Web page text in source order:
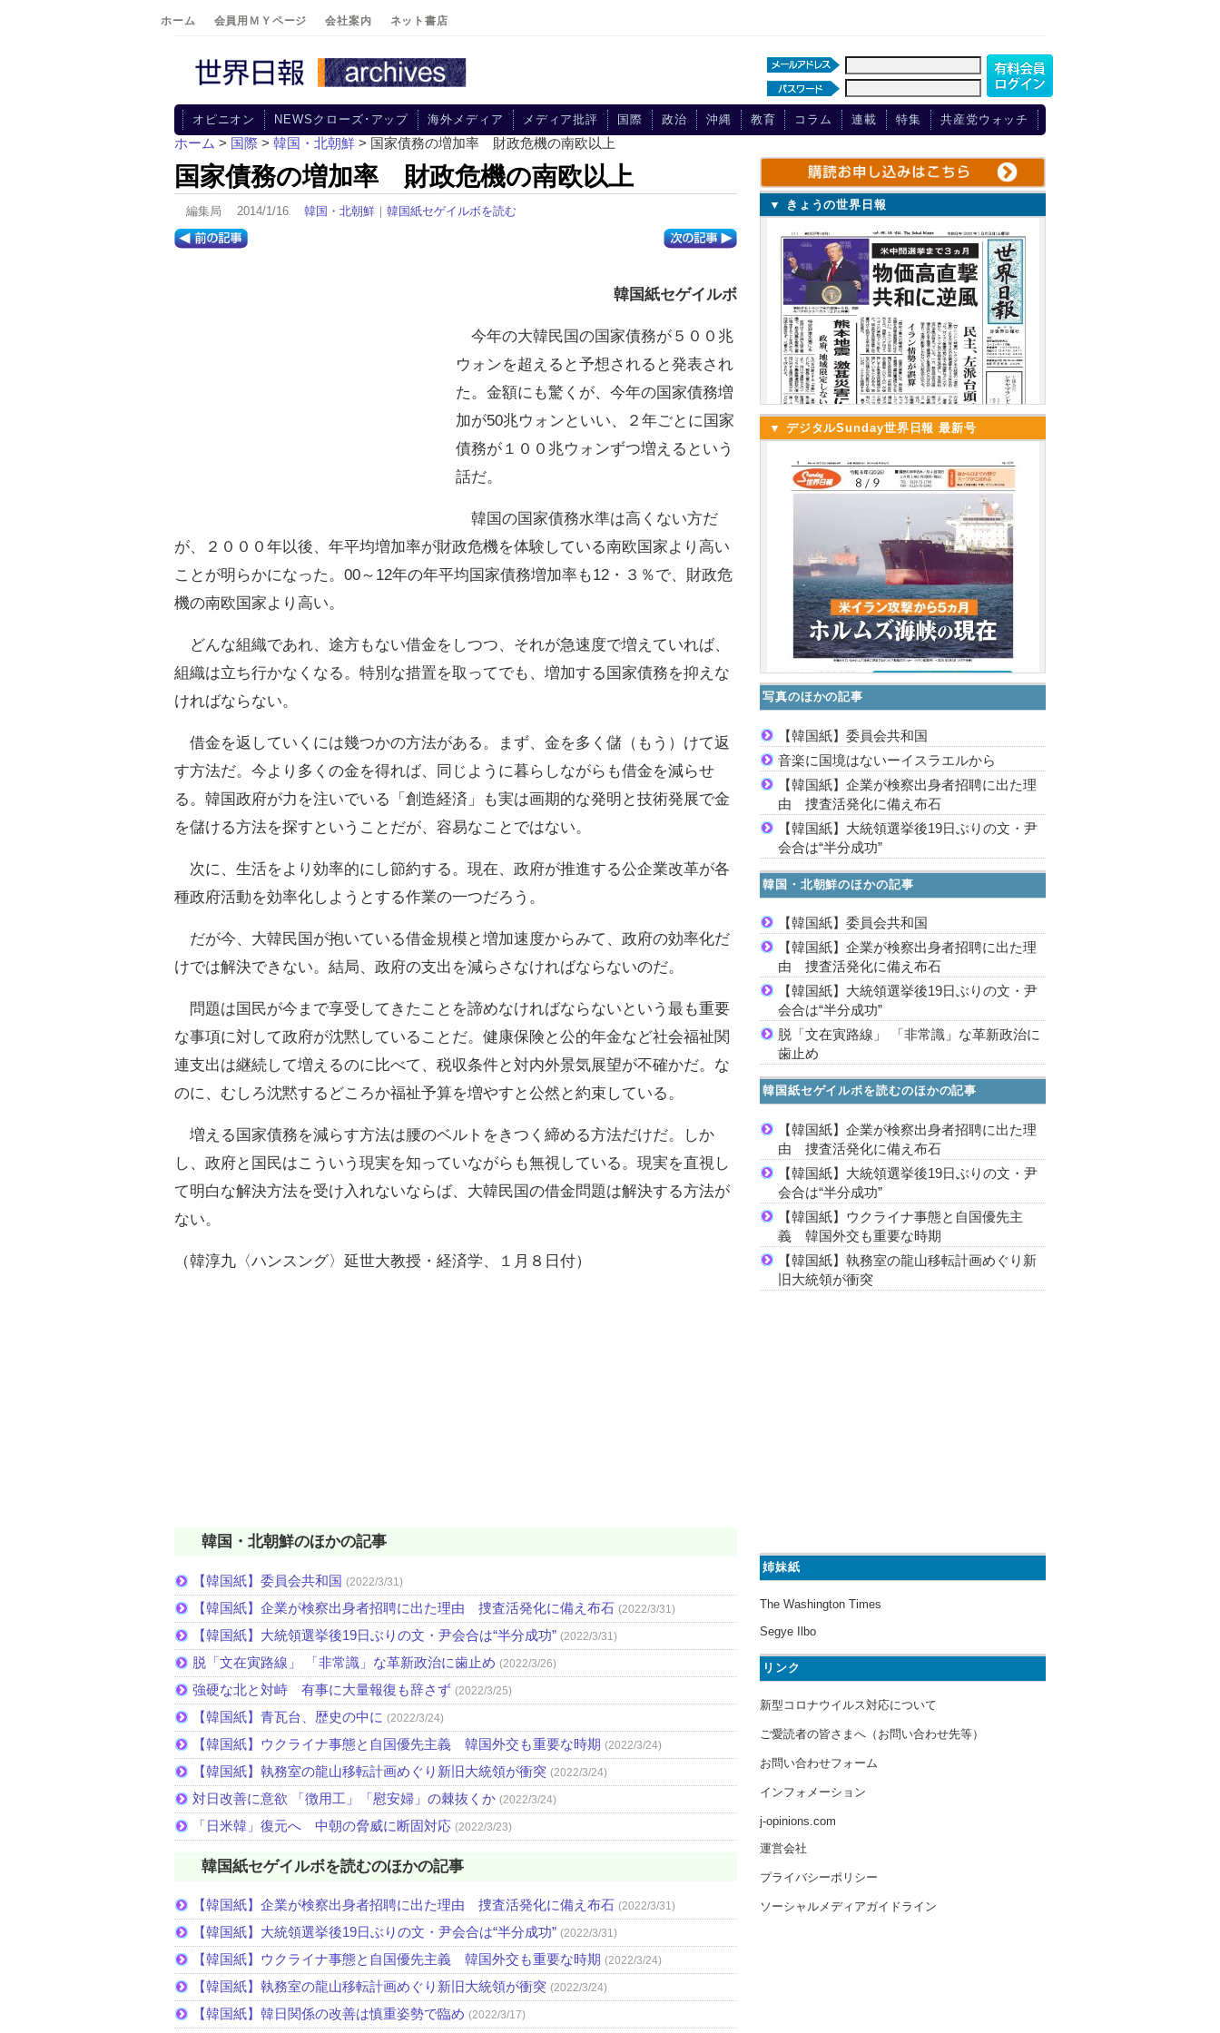
ホーム 会員用ＭＹページ 会社案内 ネット書店
オピニオン NEWSクローズ･アップ 海外メディア メディア批評 国際 政治 沖縄 教育 コラム 連載 特集 共産党ウォッチ
ホーム > 国際 > 韓国・北朝鮮 > 国家債務の増加率 財政危機の南欧以上
国家債務の増加率 財政危機の南欧以上
編集局 2014/1/16 韓国・北朝鮮 ｜ 韓国紙セゲイルボを読む
韓国紙セゲイルボ
今年の大韓民国の国家債務が５００兆
ウォンを超えると予想されると発表され
た。金額にも驚くが、今年の国家債務増
加が50兆ウォンといい、２年ごとに国家
債務が１００兆ウォンずつ増えるという
話だ。
韓国の国家債務水準は高くない方だ
が、２０００年以後、年平均増加率が財政危機を体験している南欧国家より高い
ことが明らかになった。00～12年の年平均国家債務増加率も12・３％で、財政危
機の南欧国家より高い。
どんな組織であれ、途方もない借金をしつつ、それが急速度で増えていれば、
組織は立ち行かなくなる。特別な措置を取ってでも、増加する国家債務を抑えな
ければならない。
借金を返していくには幾つかの方法がある。まず、金を多く儲（もう）けて返
す方法だ。今より多くの金を得れば、同じように暮らしながらも借金を減らせ
る。韓国政府が力を注いでいる「創造経済」も実は画期的な発明と技術発展で金
を儲ける方法を探すということだが、容易なことではない。
次に、生活をより効率的にし節約する。現在、政府が推進する公企業改革が各
種政府活動を効率化しようとする作業の一つだろう。
だが今、大韓民国が抱いている借金規模と増加速度からみて、政府の効率化だ
けでは解決できない。結局、政府の支出を減らさなければならないのだ。
問題は国民が今まで享受してきたことを諦めなければならないという最も重要
な事項に対して政府が沈黙していることだ。健康保険と公的年金など社会福祉関
連支出は継続して増えるのに比べて、税収条件と対内外景気展望が不確かだ。な
のに、むしろ沈黙するどころか福祉予算を増やすと公然と約束している。
増える国家債務を減らす方法は腰のベルトをきつく締める方法だけだ。しか
し、政府と国民はこういう現実を知っていながらも無視している。現実を直視し
て明白な解決方法を受け入れないならば、大韓民国の借金問題は解決する方法が
ない。
（韓淳九〈ハンスング〉延世大教授・経済学、１月８日付）
韓国・北朝鮮のほかの記事
【韓国紙】委員会共和国 (2022/3/31)
【韓国紙】企業が検察出身者招聘に出た理由 捜査活発化に備え布石 (2022/3/31)
【韓国紙】大統領選挙後19日ぶりの文・尹会合は“半分成功” (2022/3/31)
脱「文在寅路線」 「非常識」な革新政治に歯止め (2022/3/26)
強硬な北と対峙 有事に大量報復も辞さず (2022/3/25)
【韓国紙】青瓦台、歴史の中に (2022/3/24)
【韓国紙】ウクライナ事態と自国優先主義 韓国外交も重要な時期 (2022/3/24)
【韓国紙】執務室の龍山移転計画めぐり新旧大統領が衝突 (2022/3/24)
対日改善に意欲 「徴用工」「慰安婦」の棘抜くか (2022/3/24)
「日米韓」復元へ 中朝の脅威に断固対応 (2022/3/23)
韓国紙セゲイルボを読むのほかの記事
【韓国紙】企業が検察出身者招聘に出た理由 捜査活発化に備え布石 (2022/3/31)
【韓国紙】大統領選挙後19日ぶりの文・尹会合は“半分成功” (2022/3/31)
【韓国紙】ウクライナ事態と自国優先主義 韓国外交も重要な時期 (2022/3/24)
【韓国紙】執務室の龍山移転計画めぐり新旧大統領が衝突 (2022/3/24)
【韓国紙】韓日関係の改善は慎重姿勢で臨め (2022/3/17)
▼ きょうの世界日報
▼ デジタルSunday世界日報 最新号
写真のほかの記事
【韓国紙】委員会共和国
音楽に国境はないーイスラエルから
【韓国紙】企業が検察出身者招聘に出た理
由 捜査活発化に備え布石
【韓国紙】大統領選挙後19日ぶりの文・尹
会合は“半分成功”
韓国・北朝鮮のほかの記事
【韓国紙】委員会共和国
【韓国紙】企業が検察出身者招聘に出た理
由 捜査活発化に備え布石
【韓国紙】大統領選挙後19日ぶりの文・尹
会合は“半分成功”
脱「文在寅路線」 「非常識」な革新政治に
歯止め
韓国紙セゲイルボを読むのほかの記事
【韓国紙】企業が検察出身者招聘に出た理
由 捜査活発化に備え布石
【韓国紙】大統領選挙後19日ぶりの文・尹
会合は“半分成功”
【韓国紙】ウクライナ事態と自国優先主
義 韓国外交も重要な時期
【韓国紙】執務室の龍山移転計画めぐり新
旧大統領が衝突
姉妹紙
The Washington Times
Segye Ilbo
リンク
新型コロナウイルス対応について
ご愛読者の皆さまへ（お問い合わせ先等）
お問い合わせフォーム
インフォメーション
j-opinions.com
運営会社
プライバシーポリシー
ソーシャルメディアガイドライン